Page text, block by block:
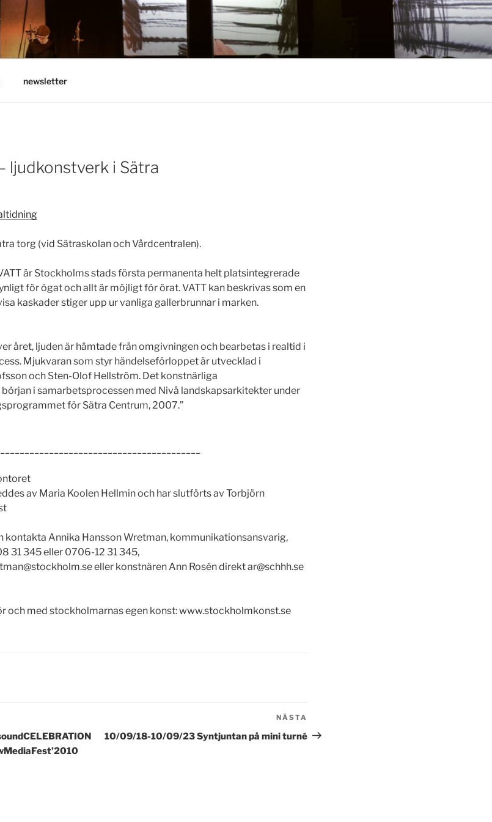
newsletter
ljudkonstverk i Sätra
torg (vid Sätraskolan och Vårdcentralen).
är Stockholms stads första permanenta helt platsintegrerade
för ögat och allt är möjligt för örat. VATT kan beskrivas som en
kaskader stiger upp ur vanliga gallerbrunnar i marken.
året, ljuden är hämtade från omgivningen och bearbetas i realtid i
Mjukvaran som styr händelseförloppet är utvecklad i
och Sten-Olof Hellström. Det konstnärliga
i samarbetsprocessen med Nivå landskapsarkitekter under
för Sätra Centrum, 2007.”
av Maria Koolen Hellmin och har slutförts av Torbjörn
kontakta Annika Hansson Wretman, kommunikationsansvarig,
31 345 eller 0706-12 31 345,
eller konstnären Ann Rosén direkt ar@schhh.se
och med stockholmarnas egen konst: www.stockholmkonst.se
inlägg
NÄSTA
10/09/18-10/09/23 Syntjuntan på mini turné